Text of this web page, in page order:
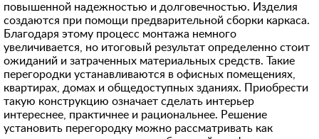
повышенной надежностью и долговечностью. Изделия
создаются при помощи предварительной сборки каркаса.
Благодаря этому процесс монтажа немного
увеличивается, но итоговый результат определенно стоит
ожиданий и затраченных материальных средств. Такие
перегородки устанавливаются в офисных помещениях,
квартирах, домах и общедоступных зданиях. Приобрести
такую конструкцию означает сделать интерьер
интереснее, практичнее и рациональнее. Решение
установить перегородку можно рассматривать как